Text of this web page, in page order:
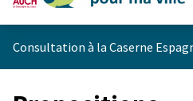
Consultation à la Caserne